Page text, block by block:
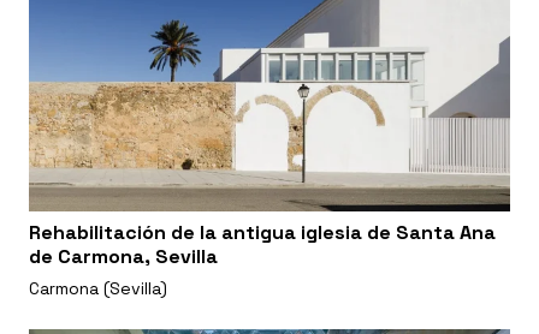
Rehabilitación de la antigua iglesia de Santa Ana
de Carmona, Sevilla
Carmona (Sevilla)